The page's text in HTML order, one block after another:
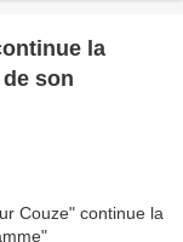
la
son